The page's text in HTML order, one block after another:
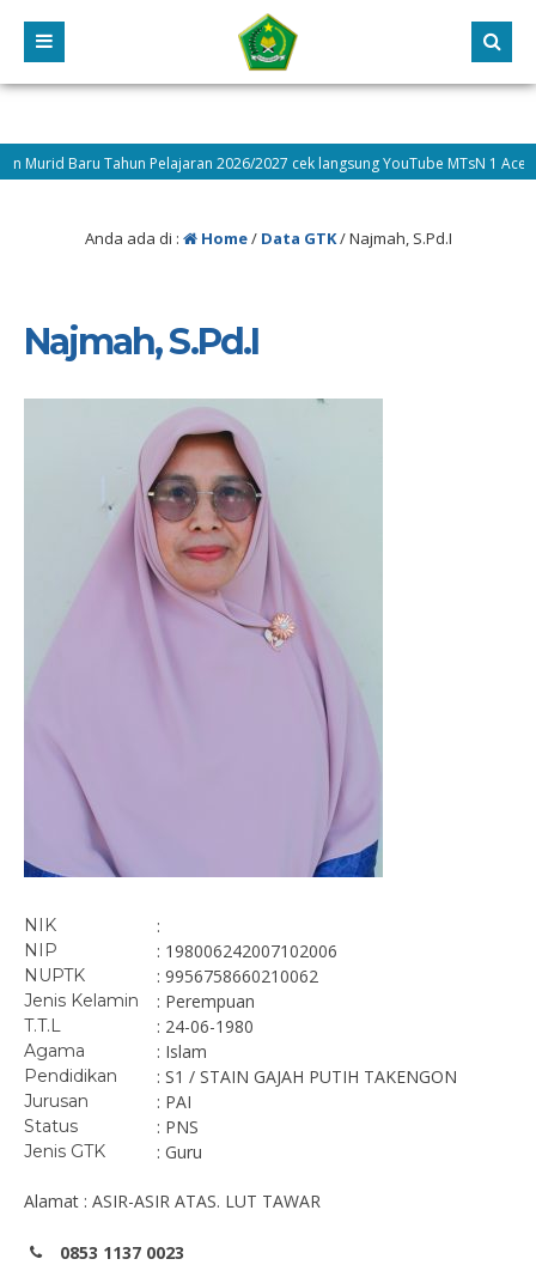
Baru Tahun Pelajaran 2026/2027 cek langsung YouTube MTsN 1 Aceh
Anda ada di : Home/ Data GTK/Najmah, S.Pd.I
Najmah, S.Pd.I
NIK :
NIP : 198006242007102006
NUPTK : 9956758660210062
Jenis Kelamin : Perempuan
T.T.L : 24-06-1980
Agama : Islam
Pendidikan : S1 / STAIN GAJAH PUTIH TAKENGON
Jurusan : PAI
Status : PNS
Jenis GTK : Guru
Alamat : ASIR-ASIR ATAS. LUT TAWAR
0853 1137 0023